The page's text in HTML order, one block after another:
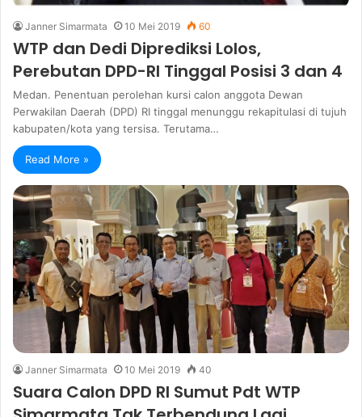
Janner Simarmata 10 Mei 2019 60
WTP dan Dedi Diprediksi Lolos,
Perebutan DPD-RI Tinggal Posisi 3 dan 4
Medan. Penentuan perolehan kursi calon anggota Dewan
Perwakilan Daerah (DPD) RI tinggal menunggu rekapitulasi di tujuh
kabupaten/kota yang tersisa. Terutama…
Read More »
Janner Simarmata 10 Mei 2019 40
Suara Calon DPD RI Sumut Pdt WTP